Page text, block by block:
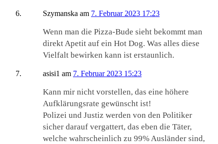
Szymanska am 7. Februar 2023 17:23
Wenn man die Pizza-Bude sieht bekommt man
direkt Apetit auf ein Hot Dog. Was alles diese
Vielfalt bewirken kann ist erstaunlich.
asisi1 am 7. Februar 2023 15:23
Kann mir nicht vorstellen, das eine höhere
Aufklärungsrate gewünscht ist!
Polizei und Justiz werden von den Politiker
sicher darauf vergattert, das eben die Täter,
welche wahrscheinlich zu 99% Ausländer sind,